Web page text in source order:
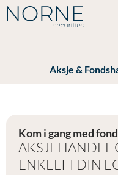
Aksje &
Kom i gang med fond
AKSJEHANDEL
ENKELT I DIN